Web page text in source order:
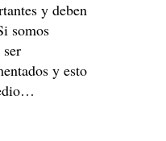
y deben
somos
y esto